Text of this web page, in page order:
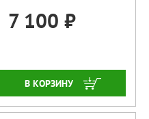
7 100 ₽
ЗАКАЗАТЬ